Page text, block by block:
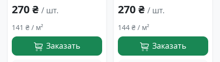
270 ₴ / шт.
141 ₴ / м²
Заказать
270 ₴ / шт.
144 ₴ / м²
Заказать